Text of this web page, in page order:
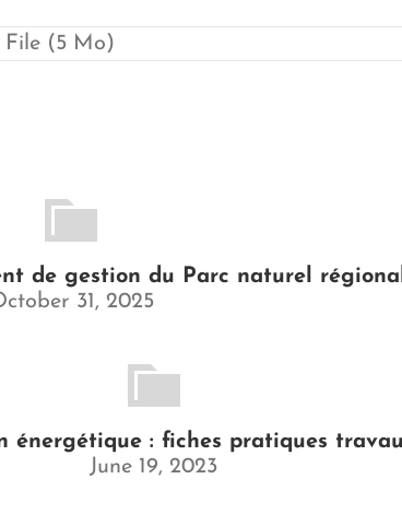
de gestion du Parc naturel
31, 2025
énergétique : fiches pratiques
June 19, 2023
File (5 Mo)